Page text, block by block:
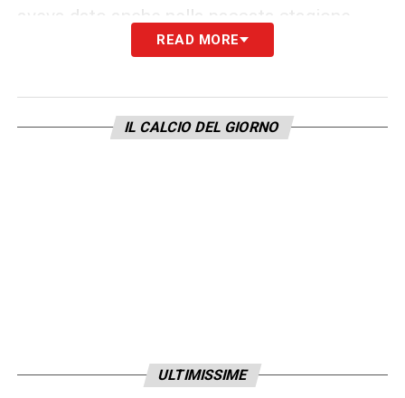
aveva dato anche nella passata stagione.
Inevitabilmente, con una sosta all’orizzonte e
potrebbe saltare il prossimo match con il
Milan.
READ MORE
IL CALCIO DEL GIORNO
ULTIMISSIME